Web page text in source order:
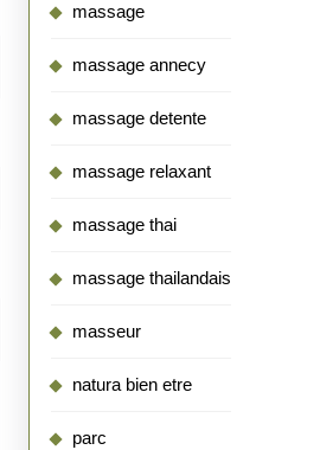
massage
massage annecy
massage detente
massage relaxant
massage thai
massage thailandais
masseur
natura bien etre
parc